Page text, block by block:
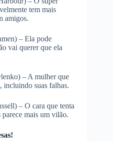
tem mais
amigos.
– Ela pode
vai querer que ela
– A mulher que
incluindo suas falhas.
– O cara que tenta
parece mais um vilão.